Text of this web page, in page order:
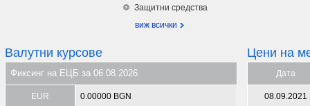
Защитни средства
виж всички
Валутни курсове
Фиксинг на ЕЦБ за 06.08.2026
EUR 0.00000 BGN
Цени на
Дата
08.09.2021